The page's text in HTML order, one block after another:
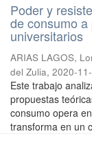
Poder y
de consumo
universitarios
ARIAS LAGOS,
del Zulia, 2020-
Este trabajo
propuestas
consumo opera
transforma en un